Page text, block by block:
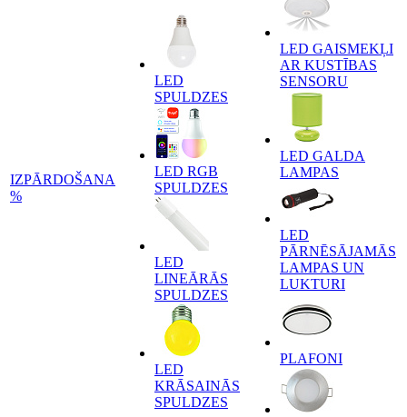
IZPĀRDOŠANA
%
LED
SPULDZES
LED RGB
SPULDZES
LED
LINEĀRĀS
SPULDZES
LED
KRĀSAINĀS
SPULDZES
LED GAISMEKĻI
AR KUSTĪBAS
SENSORU
LED GALDA
LAMPAS
LED
PĀRNĒSĀJAMĀS
LAMPAS UN
LUKTURI
PLAFONI